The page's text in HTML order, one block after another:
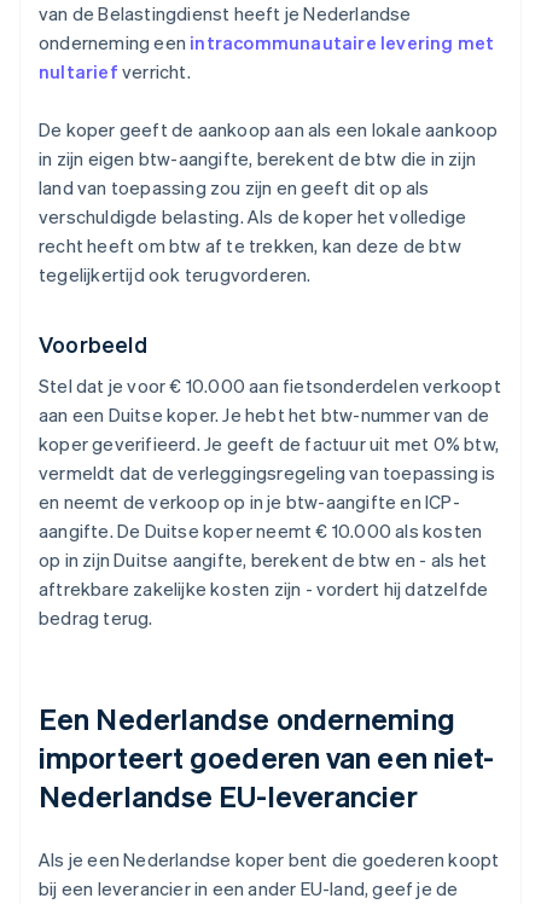
van de Belastingdienst heeft je Nederlandse
onderneming een intracommunautaire levering met
nultarief verricht.
De koper geeft de aankoop aan als een lokale aankoop
in zijn eigen btw-aangifte, berekent de btw die in zijn
land van toepassing zou zijn en geeft dit op als
verschuldigde belasting. Als de koper het volledige
recht heeft om btw af te trekken, kan deze de btw
tegelijkertijd ook terugvorderen.
Voorbeeld
Stel dat je voor € 10.000 aan fietsonderdelen verkoopt
aan een Duitse koper. Je hebt het btw-nummer van de
koper geverifieerd. Je geeft de factuur uit met 0% btw,
vermeldt dat de verleggingsregeling van toepassing is
en neemt de verkoop op in je btw-aangifte en ICP-
aangifte. De Duitse koper neemt € 10.000 als kosten
op in zijn Duitse aangifte, berekent de btw en - als het
aftrekbare zakelijke kosten zijn - vordert hij datzelfde
bedrag terug.
Een Nederlandse onderneming
importeert goederen van een niet-
Nederlandse EU-leverancier
Als je een Nederlandse koper bent die goederen koopt
bij een leverancier in een ander EU-land, geef je de